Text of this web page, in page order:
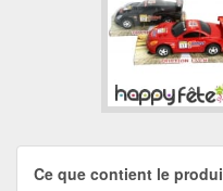
Ce que contient le